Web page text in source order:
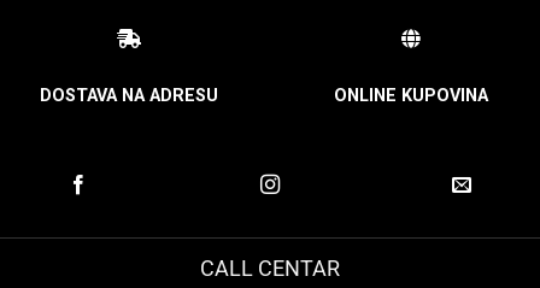
DOSTAVA NA ADRESU ONLINE KUPOVINA
CALL CENTAR